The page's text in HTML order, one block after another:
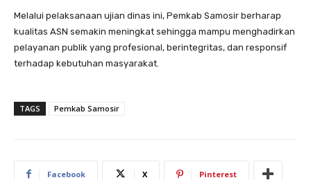
Melalui pelaksanaan ujian dinas ini, Pemkab Samosir berharap
kualitas ASN semakin meningkat sehingga mampu menghadirkan
pelayanan publik yang profesional, berintegritas, dan responsif
terhadap kebutuhan masyarakat.
TAGS Pemkab Samosir
Facebook X Pinterest